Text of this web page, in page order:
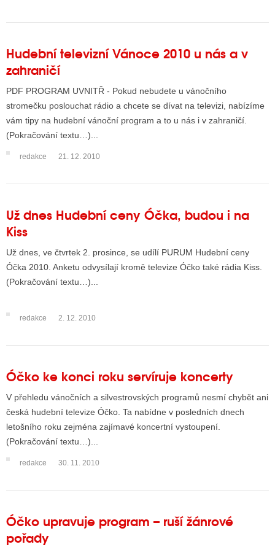
Hudební televizní Vánoce 2010 u nás a v
zahraničí
PDF PROGRAM UVNITŘ - Pokud nebudete u vánočního
stromečku poslouchat rádio a chcete se dívat na televizi, nabízíme
vám tipy na hudební vánoční program a to u nás i v zahraničí.
(Pokračování textu…)...
redakce 21. 12. 2010
Už dnes Hudební ceny Óčka, budou i na
Kiss
Už dnes, ve čtvrtek 2. prosince, se udílí PURUM Hudební ceny
Óčka 2010. Anketu odvysílají kromě televize Óčko také rádia Kiss.
(Pokračování textu…)...
redakce 2. 12. 2010
Óčko ke konci roku servíruje koncerty
V přehledu vánočních a silvestrovských programů nesmí chybět ani
česká hudební televize Óčko. Ta nabídne v posledních dnech
letošního roku zejména zajímavé koncertní vystoupení.
(Pokračování textu…)...
redakce 30. 11. 2010
Óčko upravuje program – ruší žánrové
pořady